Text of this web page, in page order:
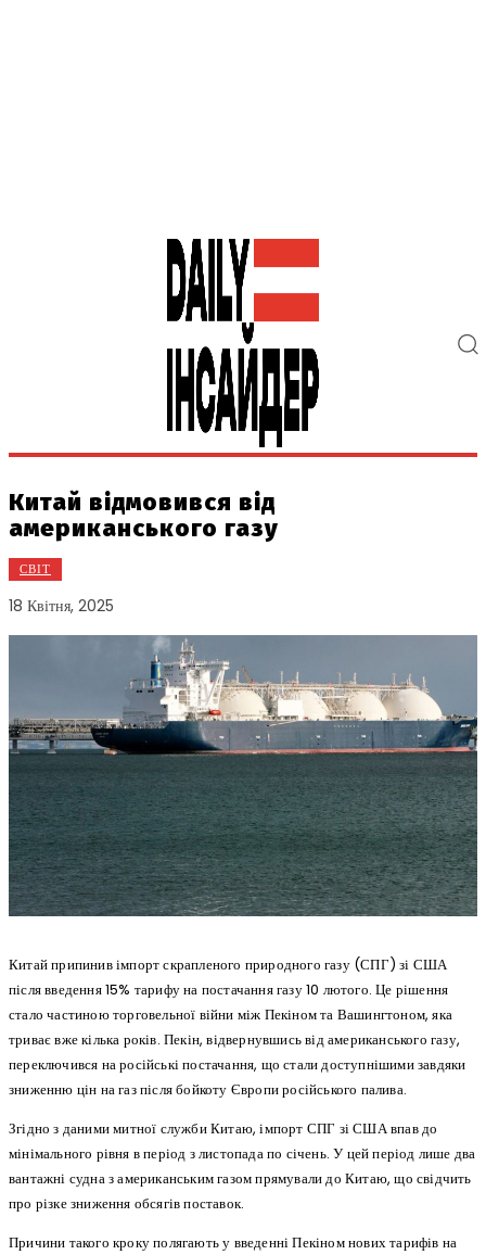
Китай відмовився від
американського газу
СВІТ
18 Квітня, 2025
Китай припинив імпорт скрапленого природного газу (СПГ) зі США
після введення 15% тарифу на постачання газу 10 лютого. Це рішення
стало частиною торговельної війни між Пекіном та Вашингтоном, яка
триває вже кілька років. Пекін, відвернувшись від американського газу,
переключився на російські постачання, що стали доступнішими завдяки
зниженню цін на газ після бойкоту Європи російського палива.
Згідно з даними митної служби Китаю, імпорт СПГ зі США впав до
мінімального рівня в період з листопада по січень. У цей період лише два
вантажні судна з американським газом прямували до Китаю, що свідчить
про різке зниження обсягів поставок.
Причини такого кроку полягають у введенні Пекіном нових тарифів на